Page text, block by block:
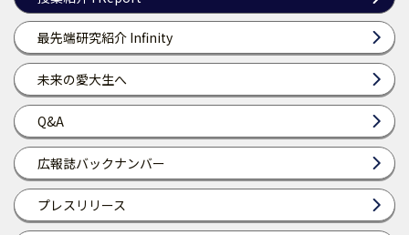
最先端研究紹介 Infinity
未来の愛大生へ
Q&A
広報誌バックナンバー
プレスリリース